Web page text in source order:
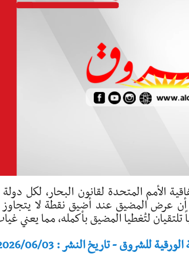
الأمم المتحدة لقانون البحار، لكل
تلتقيان لتُغطيا المضيق بأكمله، مما يعني
للشروق - تاريخ النشر : 2026/06/03